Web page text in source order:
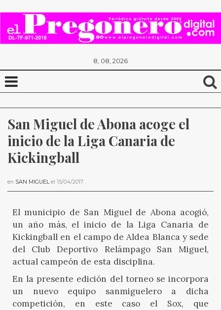
8, 08, 2026
San Miguel de Abona acoge el
inicio de la Liga Canaria de
Kickingball
en SAN MIGUEL el 15/04/2017 .
El municipio de San Miguel de Abona acogió,
un año más, el inicio de la Liga Canaria de
Kickingball en el campo de Aldea Blanca y sede
del Club Deportivo Relámpago San Miguel,
actual campeón de esta disciplina.
En la presente edición del torneo se incorpora
un nuevo equipo sanmiguelero a dicha
competición, en este caso el Sox, que